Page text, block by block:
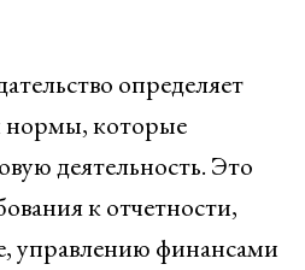
определяет
нормы, которые
деятельность. Это
к отчетности,
управлению финансами